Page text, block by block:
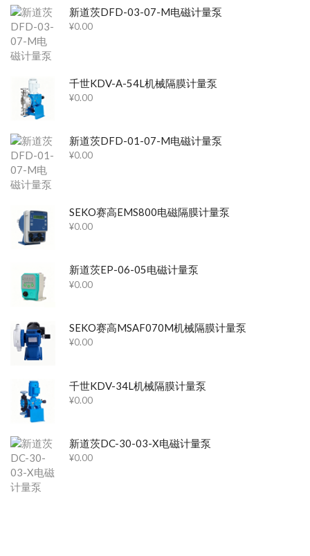
新道茨DFD-03-07-M电磁计量泵
¥0.00
千世KDV-A-54L机械隔膜计量泵
¥0.00
新道茨DFD-01-07-M电磁计量泵
¥0.00
SEKO赛高EMS800电磁隔膜计量泵
¥0.00
新道茨EP-06-05电磁计量泵
¥0.00
SEKO赛高MSAF070M机械隔膜计量泵
¥0.00
千世KDV-34L机械隔膜计量泵
¥0.00
新道茨DC-30-03-X电磁计量泵
¥0.00